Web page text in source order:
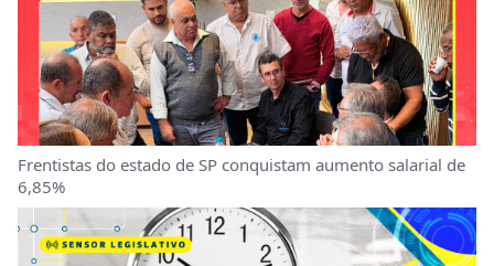
Frentistas do estado de SP conquistam aumento salarial de
6,85%